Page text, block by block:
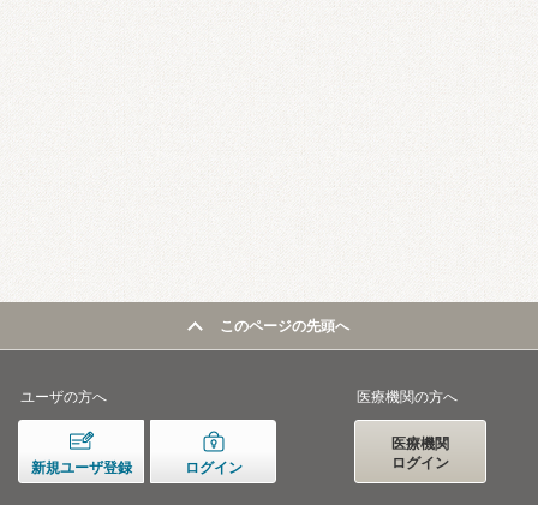
このページの先頭へ
ユーザの方へ
新規ユーザ登録 ログイン
医療機関の方へ
医療機関
ログイン